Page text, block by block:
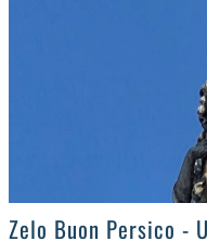
>
Zelo Buon Persico -